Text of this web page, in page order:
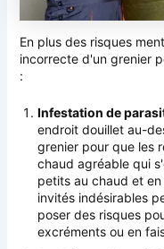
En plus des risques
incorrecte d'un grenier
:
Infestation de
endroit douillet au-
grenier pour que les
chaud agréable qui
petits au chaud et
invités indésirables
poser des risques
excréments ou en